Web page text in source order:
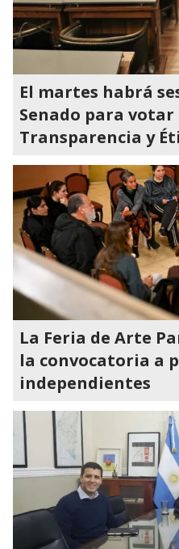
El martes habrá
Senado para
Transparencia y
La Feria de Arte
la convocatoria a
independientes